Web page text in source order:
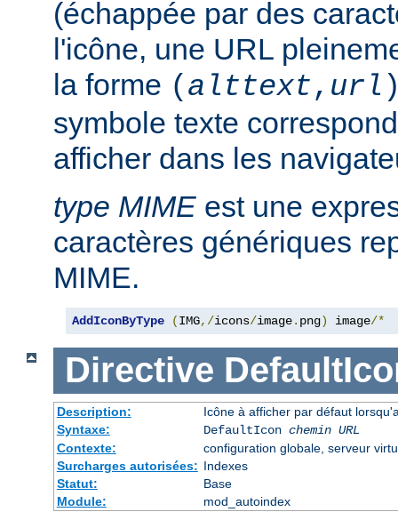
(échappée par des
l'icône, une URL
la forme ( alttext, url
symbole texte
afficher dans les
type MIME est une
caractères génériques
MIME.
AddIconByType (IMG,/icons/image. png) image/*
Directive
Description:
Icône à afficher par défaut
Syntaxe:
DefaultIcon chemin URL
Contexte:
configuration globale, serveur
Surcharges autorisées: Indexes
Statut:
Base
Module:
mod_autoindex